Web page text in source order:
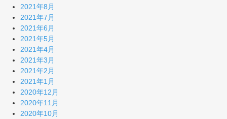
2021年8月
2021年7月
2021年6月
2021年5月
2021年4月
2021年3月
2021年2月
2021年1月
2020年12月
2020年11月
2020年10月